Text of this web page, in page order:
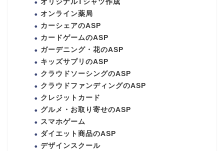
オリジナルTシャツ作成
オンライン薬局
カーシェアのASP
カードゲームのASP
ガーデニング・花のASP
キッズサプリのASP
クラウドソーシングのASP
クラウドファンディングのASP
クレジットカード
グルメ・お取り寄せのASP
スマホゲーム
ダイエット商品のASP
デザインスクール